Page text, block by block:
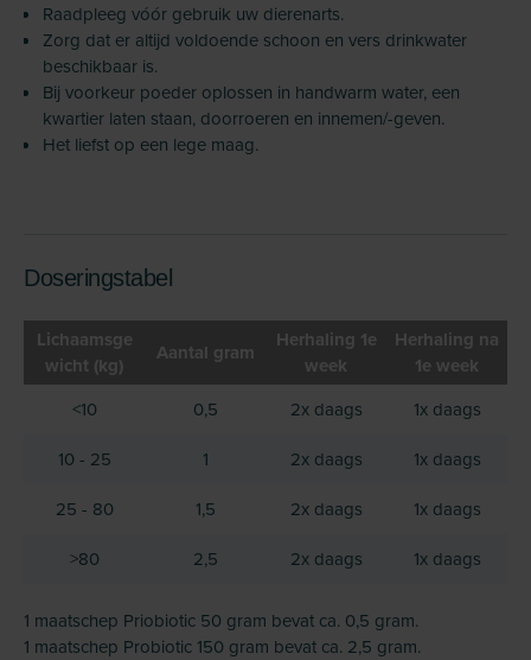
Raadpleeg vóór gebruik uw dierenarts.
Zorg dat er altijd voldoende schoon en vers drinkwater
beschikbaar is.
Bij voorkeur poeder oplossen in handwarm water, een
kwartier laten staan, doorroeren en innemen/-geven.
Het liefst op een lege maag.
Doseringstabel
Lichaamsge
wicht (kg)
Aantal gram
Herhaling 1e
week
Herhaling na
1e week
<10 0,5 2x daags
1x daags
10 - 25
1 2x daags
1x daags
25 - 80
1,5 2x daags
1x daags
>80
2,5 2x daags 1x daags
1 maatschep Priobiotic 50 gram bevat ca. 0,5 gram.
1 maatschep Probiotic 150 gram bevat ca. 2,5 gram.